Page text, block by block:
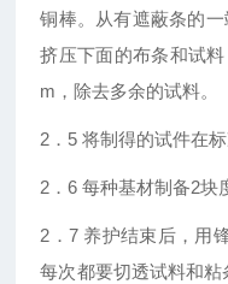
铜棒。从有遮蔽条的
挤压下面的布条和试
m，除去多余的试料。
2．5 将制得的试件在
2．6 每种基材制备2块
2．7 养护结束后，用
每次都要切透试料和